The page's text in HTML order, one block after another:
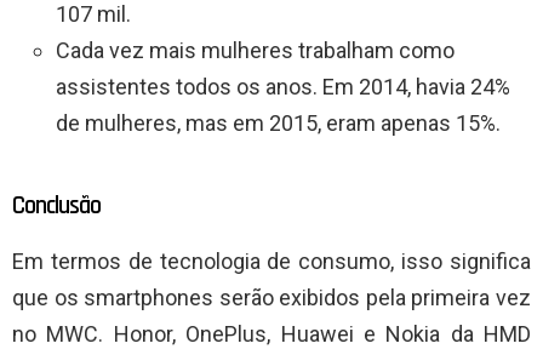
107 mil.
Cada vez mais mulheres trabalham como
assistentes todos os anos. Em 2014, havia 24%
de mulheres, mas em 2015, eram apenas 15%.
Conclusão
Em termos de tecnologia de consumo, isso significa
que os smartphones serão exibidos pela primeira vez
no MWC. Honor, OnePlus, Huawei e Nokia da HMD